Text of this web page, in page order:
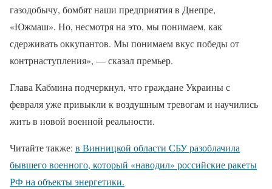
газодобычу, бомбят наши предприятия в Днепре,
«Южмаш». Но, несмотря на это, мы понимаем, как
сдерживать оккупантов. Мы понимаем вкус победы от
контрнаступления», — сказал премьер.
Глава Кабмина подчеркнул, что граждане Украины с
февраля уже привыкли к воздушным тревогам и научились
жить в новой военной реальности.
Читайте также: в Винницкой области СБУ разоблачила
бывшего военного, который «наводил» российские ракеты
РФ на объекты энергетики.